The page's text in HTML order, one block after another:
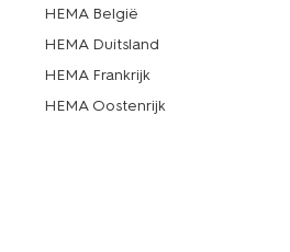
HEMA België
HEMA Duitsland
HEMA Frankrijk
HEMA Oostenrijk